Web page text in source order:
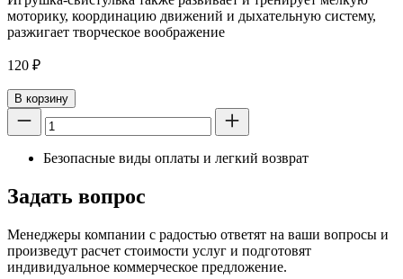
моторику, координацию движений и дыхательную систему,
разжигает творческое воображение
120 ₽
В корзину
Безопасные виды оплаты и легкий возврат
Задать вопрос
Менеджеры компании с радостью ответят на ваши вопросы и
произведут расчет стоимости услуг и подготовят
индивидуальное коммерческое предложение.